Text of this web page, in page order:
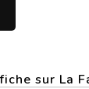
sur La